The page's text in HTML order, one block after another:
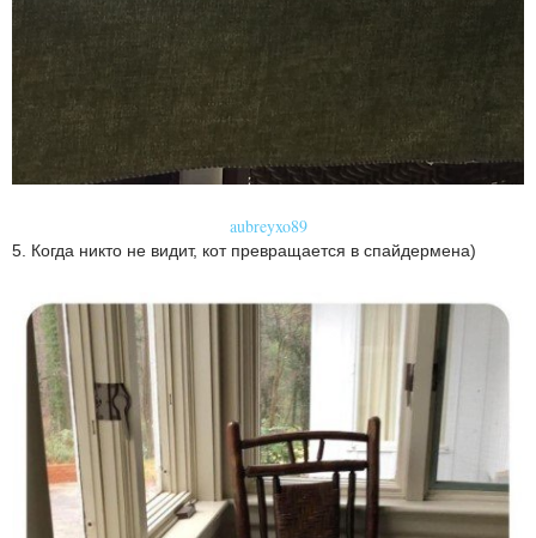
aubreyxo89
5. Когда никто не видит, кот превращается в спайдермена)